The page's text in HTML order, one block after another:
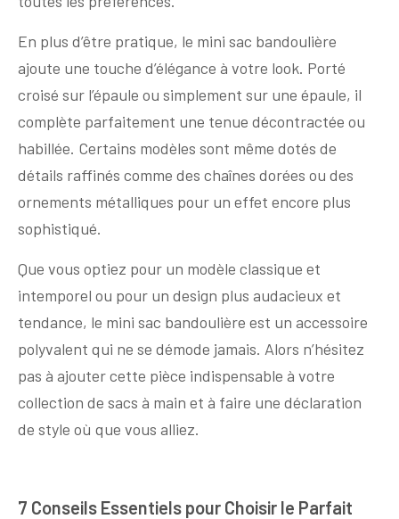
En plus d’être pratique, le mini sac bandoulière
ajoute une touche d’élégance à votre look. Porté
croisé sur l’épaule ou simplement sur une épaule, il
complète parfaitement une tenue décontractée ou
habillée. Certains modèles sont même dotés de
détails raffinés comme des chaînes dorées ou des
ornements métalliques pour un effet encore plus
sophistiqué.
Que vous optiez pour un modèle classique et
intemporel ou pour un design plus audacieux et
tendance, le mini sac bandoulière est un accessoire
polyvalent qui ne se démode jamais. Alors n’hésitez
pas à ajouter cette pièce indispensable à votre
collection de sacs à main et à faire une déclaration
de style où que vous alliez.
7 Conseils Essentiels pour Choisir le Parfait